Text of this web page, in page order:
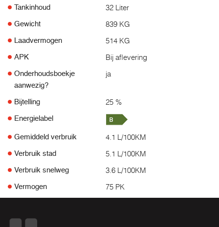
Tankinhoud 32 Liter
Gewicht 839 KG
Laadvermogen 514 KG
APK Bij aflevering
Onderhoudsboekje
aanwezig?
ja
Bijtelling 25 %
Energielabel
Gemiddeld verbruik 4.1 L/100KM
Verbruik stad 5.1 L/100KM
Verbruik snelweg 3.6 L/100KM
Vermogen 75 PK